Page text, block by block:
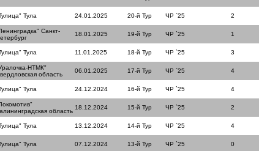
Тула 24.01.2025 20-й Тур ЧР `25 2
Санкт-
18.01.2025 19-й Тур ЧР `25 1
Тула 11.01.2025 18-й Тур ЧР `25 3
НТМК"
область
06.01.2025 17-й Тур ЧР `25 4
Тула 24.12.2024 16-й Тур ЧР `25 4
область
18.12.2024 15-й Тур ЧР `25 2
Тула 13.12.2024 14-й Тур ЧР `25 4
Тула 07.12.2024 13-й Тур ЧР `25 0